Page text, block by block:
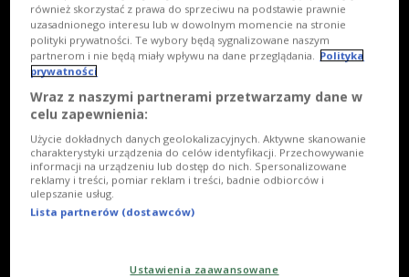
również skorzystać z prawa do sprzeciwu na podstawie prawnie
uzasadnionego interesu lub w dowolnym momencie na stronie
polityki prywatności. Te wybory będą sygnalizowane naszym
partnerom i nie będą miały wpływu na dane przeglądania.
Polityka
prywatności
Wraz z naszymi partnerami przetwarzamy dane w
celu zapewnienia:
Użycie dokładnych danych geolokalizacyjnych. Aktywne skanowanie
charakterystyki urządzenia do celów identyfikacji. Przechowywanie
informacji na urządzeniu lub dostęp do nich. Spersonalizowane
reklamy i treści, pomiar reklam i treści, badnie odbiorców i
ulepszanie usług.
Lista partnerów (dostawców)
Ustawienia zaawansowane